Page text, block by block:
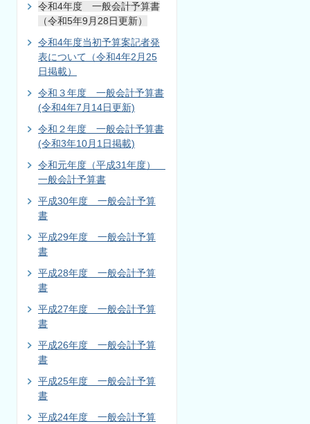
令和4年度 一般会計予算書
（令和5年9月28日更新）
令和4年度当初予算案記者発
表について（令和4年2月25
日掲載）
令和３年度 一般会計予算書
(令和4年7月14日更新)
令和２年度 一般会計予算書
(令和3年10月1日掲載)
令和元年度（平成31年度）
一般会計予算書
平成30年度 一般会計予算
書
平成29年度 一般会計予算
書
平成28年度 一般会計予算
書
平成27年度 一般会計予算
書
平成26年度 一般会計予算
書
平成25年度 一般会計予算
書
平成24年度 一般会計予算